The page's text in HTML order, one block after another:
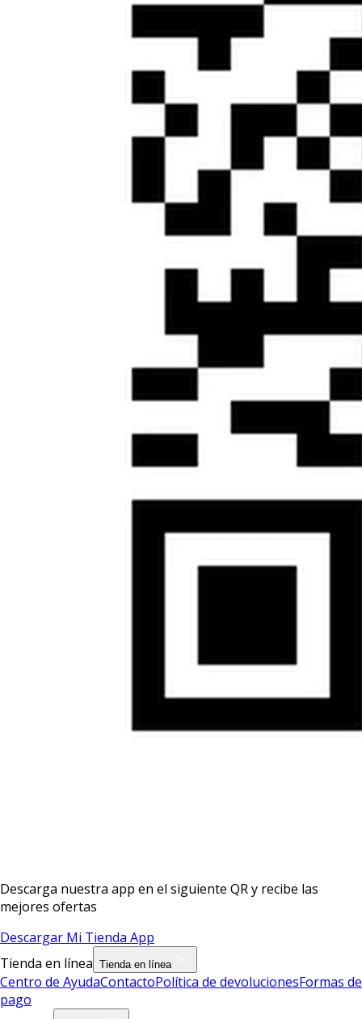
Descarga nuestra app en el siguiente QR y recibe las
mejores ofertas
Descargar Mi Tienda App
Tienda en línea Tienda en línea
Centro de AyudaContactoPolítica de devolucionesFormas de
pago